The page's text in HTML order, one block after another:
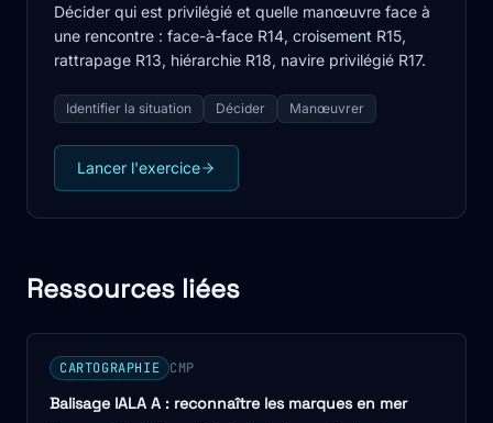
Décider qui est privilégié et quelle manœuvre face à
une rencontre : face-à-face R14, croisement R15,
rattrapage R13, hiérarchie R18, navire privilégié R17.
Identifier la situation Décider Manœuvrer
Lancer l'exercice
Ressources liées
CARTOGRAPHIE CMP
Balisage IALA A : reconnaître les marques en mer